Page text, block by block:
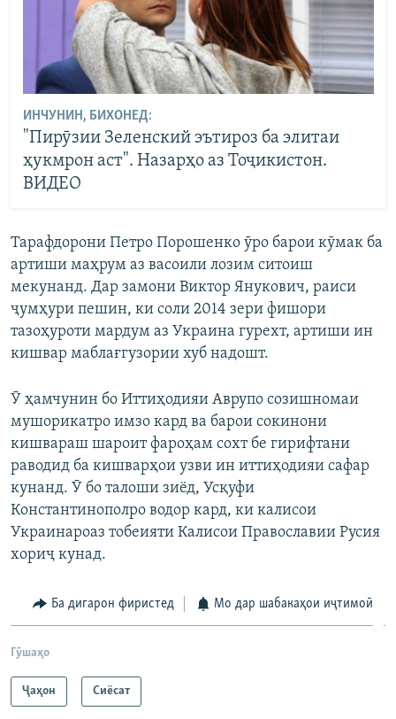
ИНЧУНИН, БИХОНЕД:
"Пирӯзии Зеленский эътироз ба элитаи
ҳукмрон аст". Назарҳо аз Тоҷикистон.
ВИДЕО
Тарафдорони Петро Порошенко ӯро барои кӯмак ба
артиши маҳрум аз васоили лозим ситоиш
мекунанд. Дар замони Виктор Янукович, раиси
ҷумҳури пешин, ки соли 2014 зери фишори
тазоҳуроти мардум аз Украина гурехт, артиши ин
кишвар маблағгузории хуб надошт.
Ӯ ҳамчунин бо Иттиҳодияи Аврупо созишномаи
мушорикатро имзо кард ва барои сокинони
кишвараш шароит фароҳам сохт бе гирифтани
раводид ба кишварҳои узви ин иттиҳодияи сафар
кунанд. Ӯ бо талоши зиёд, Усқуфи
Константинополро водор кард, ки калисои
Украинароаз тобеияти Калисои Православии Русия
хориҷ кунад.
Ба дигарон фиристед Мо дар шабакаҳои иҷтимоӣ
Гӯшаҳо
Ҷаҳон Сиёсат